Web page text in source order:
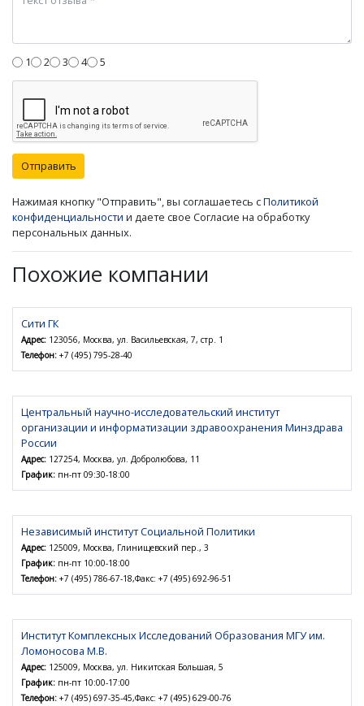
1 2 3 4 5
Отправить
Нажимая кнопку "Отправить", вы соглашаетесь сПолитикой
конфиденциальности и даете свое Согласие на обработку
персональных данных.
Похожие компании
Сити ГК
Адрес: 123056, Москва, ул. Васильевская, 7, стр. 1
Телефон: +7 (495) 795-28-40
Центральный научно-исследовательский институт
организации и информатизации здравоохранения Минздрава
России
Адрес: 127254, Москва, ул. Добролюбова, 11
График: пн-пт 09:30-18:00
Независимый институт Социальной Политики
Адрес: 125009, Москва, Глинищевский пер., 3
График: пн-пт 10:00-18:00
Телефон: +7 (495) 786-67-18,Факс: +7 (495) 692-96-51
Институт Комплексных Исследований Образования МГУ им.
Ломоносова М.В.
Адрес: 125009, Москва, ул. Никитская Большая, 5
График: пн-пт 10:00-17:00
Телефон: +7 (495) 697-35-45,Факс: +7 (495) 629-00-76